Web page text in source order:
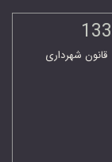
قانون شهرداری